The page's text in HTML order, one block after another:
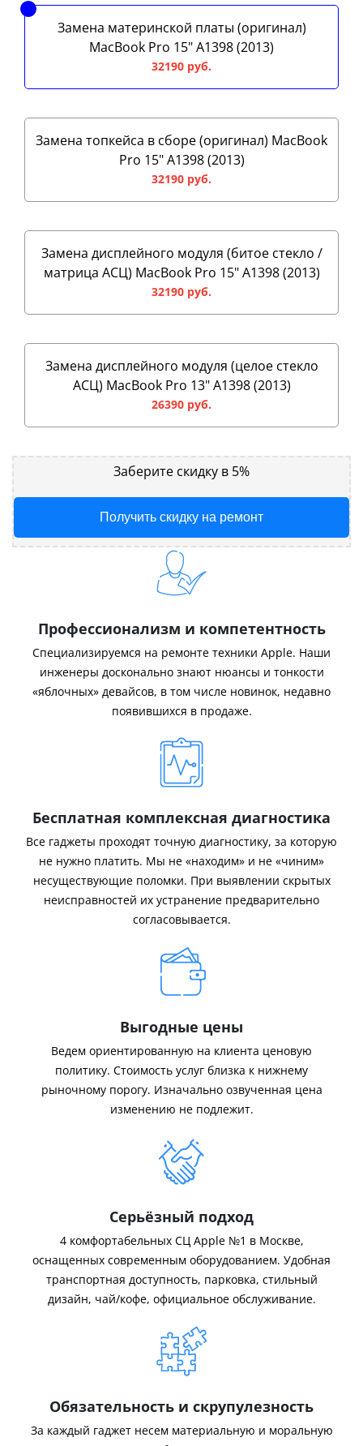
Замена материнской платы (оригинал)
MacBook Pro 15" A1398 (2013)
32190 руб.
Замена топкейса в сборе (оригинал) MacBook
Pro 15" A1398 (2013)
32190 руб.
Замена дисплейного модуля (битое стекло /
матрица АСЦ) MacBook Pro 15" A1398 (2013)
32190 руб.
Замена дисплейного модуля (целое стекло
АСЦ) MacBook Pro 13" A1398 (2013)
26390 руб.
Заберите скидку в 5%
Получить скидку на ремонт
Профессионализм и компетентность
Специализируемся на ремонте техники Apple. Наши
инженеры досконально знают нюансы и тонкости
«яблочных» девайсов, в том числе новинок, недавно
появившихся в продаже.
Бесплатная комплексная диагностика
Все гаджеты проходят точную диагностику, за которую
не нужно платить. Мы не «находим» и не «чиним»
несуществующие поломки. При выявлении скрытых
неисправностей их устранение предварительно
согласовывается.
Выгодные цены
Ведем ориентированную на клиента ценовую
политику. Стоимость услуг близка к нижнему
рыночному порогу. Изначально озвученная цена
изменению не подлежит.
Серьёзный подход
4 комфортабельных СЦ Apple №1 в Москве,
оснащенных современным оборудованием. Удобная
транспортная доступность, парковка, стильный
дизайн, чай/кофе, официальное обслуживание.
Обязательность и скрупулезность
За каждый гаджет несем материальную и моральную